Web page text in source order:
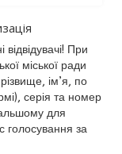
відвідувачі! При
міської ради
ім’я, по
серія та номер
для
голосування за